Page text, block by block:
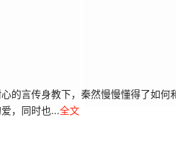
言传身教下，秦然慢慢懂得了如何
，同时也...全文